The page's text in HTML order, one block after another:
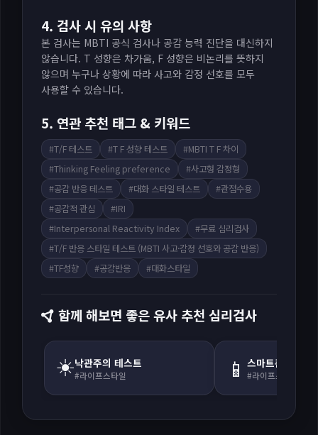
4. 검사 시 유의 사항
본 검사는 MBTI 공식 검사나 공감 능력 진단을 대신하지
않습니다. T 성향은 차가움, F 성향은 비논리를 뜻하지
않으며 누구나 상황에 따라 사고와 감정 선호를 모두
사용할 수 있습니다.
5. 연관 추천 태그 & 키워드
#T/F 테스트 #T F 성향 테스트
#MBTI T F 차이
#Thinking Feeling preference
#사고형 감정형
#공감 반응 테스트
#대화 스타일 테스트
#관점수용
#공감적 관심
#IRI
#Interpersonal Reactivity Index
#무료 심리검사
#T/F 반응 스타일 테스트 (MBTI 사고·감정 선호와 공감 반응)
#TF성향
#공감반응 #대화스타일
함께 해보면 좋은 유사 추천 심리검사
☀️낙관주의 테스트
#라이프스타일 📱 스마트폰 중독
#라이프스타일